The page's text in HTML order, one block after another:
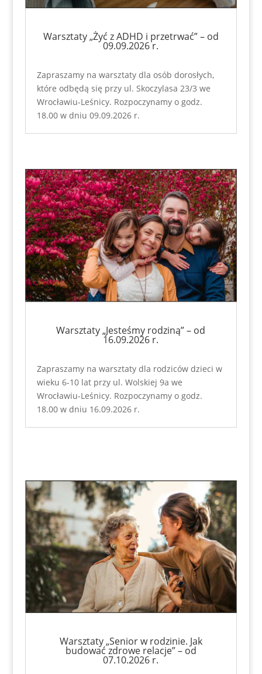
Warsztaty „Żyć z ADHD i przetrwać” – od
09.09.2026 r.
Zapraszamy na warsztaty dla osób dorosłych,
które odbędą się przy ul. Skoczylasa 23/3 we
Wrocławiu-Leśnicy. Rozpoczynamy o godz.
18.00 w dniu 09.09.2026 r.
Warsztaty „Jesteśmy rodziną” – od
16.09.2026 r.
Zapraszamy na warsztaty dla rodziców dzieci w
wieku 6-10 lat przy ul. Wolskiej 9a we
Wrocławiu-Leśnicy. Rozpoczynamy o godz.
18.00 w dniu 16.09.2026 r.
Warsztaty „Senior w rodzinie. Jak
budować zdrowe relacje” – od
07.10.2026 r.